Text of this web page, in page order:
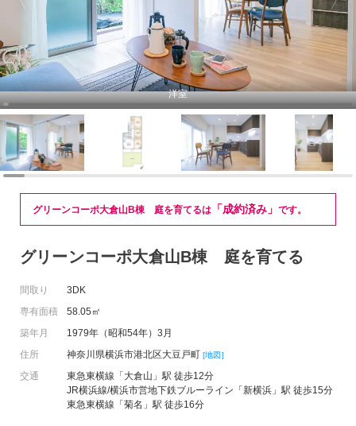
洋室
グリーンコーポ大倉山B棟 庭を育てるは 「成約済み」 です。
グリーンコーポ大倉山B棟 庭を育てる
間取り
3DK
専有面積
58.05㎡
築年月
1979年（昭和54年）3月
住所
神奈川県横浜市港北区大豆戸町 [地図]
交通
東急東横線「大倉山」駅 徒歩12分
JR横浜線/横浜市営地下鉄ブルーライン「新横浜」駅 徒歩15分
東急東横線「菊名」駅 徒歩16分